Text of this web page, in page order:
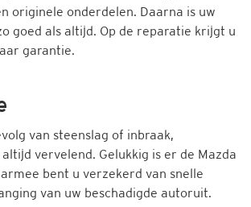
originele onderdelen. Daarna is uw
goed als altijd. Op de reparatie krijgt u
garantie.
van steenslag of inbraak,
vervelend. Gelukkig is er de Mazda
bent u verzekerd van snelle
van uw beschadigde autoruit.